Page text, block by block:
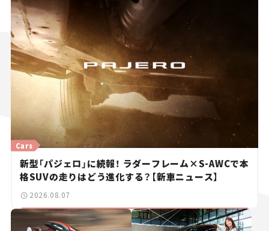
新型「パジェロ」に続報！ ラダーフレーム×S-AWCで本
格SUVの走りはどう進化する？【新車ニュース】
Cars
2026.08.07